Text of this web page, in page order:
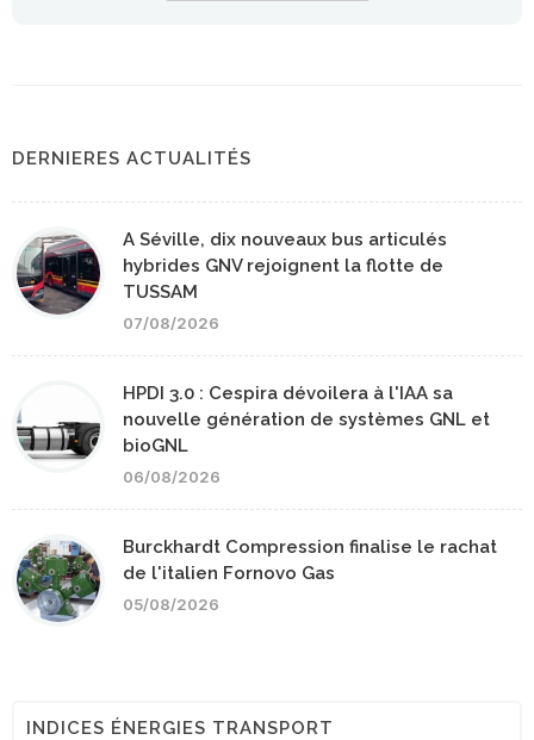
DERNIERES ACTUALITÉS
A Séville, dix nouveaux bus articulés
hybrides GNV rejoignent la flotte de
TUSSAM
07/08/2026
HPDI 3.0 : Cespira dévoilera à l'IAA sa
nouvelle génération de systèmes GNL et
bioGNL
06/08/2026
Burckhardt Compression finalise le rachat
de l'italien Fornovo Gas
05/08/2026
INDICES ÉNERGIES TRANSPORT